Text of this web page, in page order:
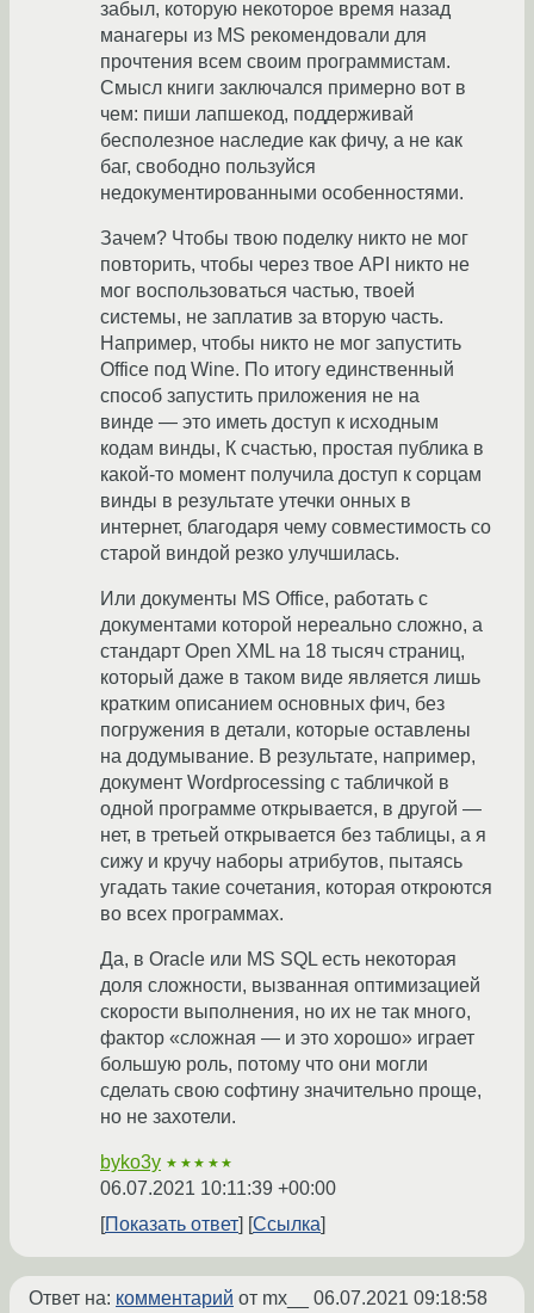
забыл, которую некоторое время назад
манагеры из MS рекомендовали для
прочтения всем своим программистам.
Смысл книги заключался примерно вот в
чем: пиши лапшекод, поддерживай
бесполезное наследие как фичу, а не как
баг, свободно пользуйся
недокументированными особенностями.
Зачем? Чтобы твою поделку никто не мог
повторить, чтобы через твое API никто не
мог воспользоваться частью, твоей
системы, не заплатив за вторую часть.
Например, чтобы никто не мог запустить
Office под Wine. По итогу единственный
способ запустить приложения не на
винде — это иметь доступ к исходным
кодам винды, К счастью, простая публика в
какой-то момент получила доступ к сорцам
винды в результате утечки онных в
интернет, благодаря чему совместимость со
старой виндой резко улучшилась.
Или документы MS Office, работать с
документами которой нереально сложно, а
стандарт Open XML на 18 тысяч страниц,
который даже в таком виде является лишь
кратким описанием основных фич, без
погружения в детали, которые оставлены
на додумывание. В результате, например,
документ Wordprocessing с табличкой в
одной программе открывается, в другой —
нет, в третьей открывается без таблицы, а я
сижу и кручу наборы атрибутов, пытаясь
угадать такие сочетания, которая откроются
во всех программах.
Да, в Oracle или MS SQL есть некоторая
доля сложности, вызванная оптимизацией
скорости выполнения, но их не так много,
фактор «сложная — и это хорошо» играет
большую роль, потому что они могли
сделать свою софтину значительно проще,
но не захотели.
byko3y ★★★★★
06.07.2021 10:11:39 +00:00
Показать ответ
Ссылка
Ответ на: комментарий от mx__ 06.07.2021 09:18:58